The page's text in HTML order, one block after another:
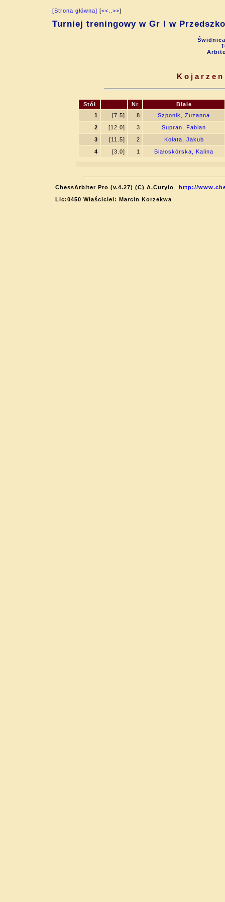
[Strona główna] [<< >>]
Turniej treningowy w Gr I w
Stół Nr
Biale
1
[7.5] 8
Szponik, Zuzanna
2
[12.0] 3
Supran, Fabian
3
[11.5] 2
Kołata, Jakub
4
[3.0] 1 Białoskórska, Kalina
ChessArbiter Pro (v.4.27) (C) A.Curyło
http://
Lic:0450 Właściciel: Marcin Korzekwa